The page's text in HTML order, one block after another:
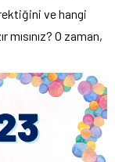
ve hangi
O zaman,